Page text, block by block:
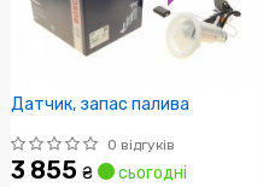
Датчик, запас палива
0 відгуків
3 855 ₴ сьогодні